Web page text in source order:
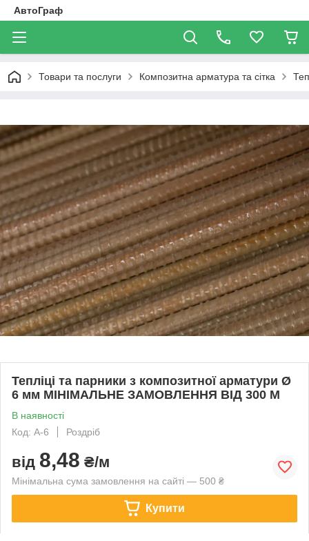
АвтоГраф
Товари та послуги Композитна арматура та сітка
Тепліці та парники з композитної арматури Ø
6 мм МІНІМАЛЬНЕ ЗАМОВЛЕННЯ ВІД 300 М
В наявності
Код: А-6
Роздріб
від 8,48 ₴/м
Мінімальна сума замовлення на сайті — 500 ₴
Купити